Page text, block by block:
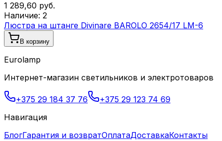
1 289,60 руб.
Наличие: 2
Люстра на штанге Divinare BAROLO 2654/17 LM-6
В корзину
Eurolamp
Интернет-магазин светильников и электротоваров
+375 29 184 37 76
+375 29 123 74 69
Навигация
БлогГарантия и возвратОплатаДоставкаКонтакты